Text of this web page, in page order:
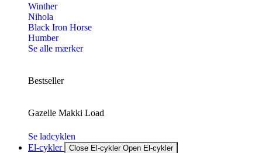
Winther
Nihola
Black Iron Horse
Humber
Se alle mærker
Bestseller
Gazelle Makki Load
Se ladcyklen
El-cykler
Close El-cykler Open El-cykler